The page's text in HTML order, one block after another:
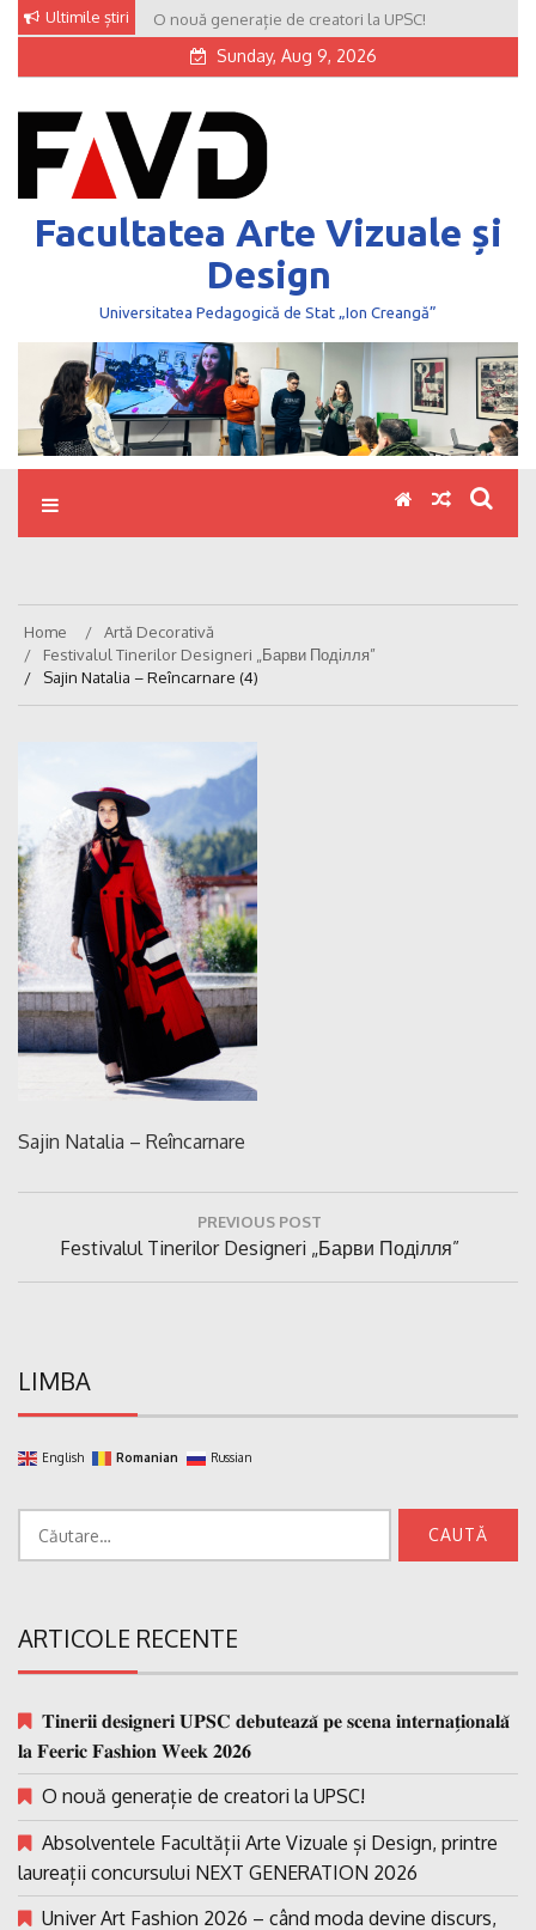
Skip
content
Ultimile știri O nouă generație de creatori la UPSC!
Sunday, Aug 9, 2026
Facultatea Arte Vizuale și
Design
Universitatea Pedagogică de Stat „Ion Creangă”
Home
Artă Decorativă
Festivalul Tinerilor Designeri „Барви Поділля”
Sajin Natalia – Reîncarnare (4)
Sajin Natalia – Reîncarnare
articole
PREVIOUS POST
Previous
Post:
Festivalul Tinerilor Designeri „Барви Поділля”
LIMBA
English Romanian Russian
ARTICOLE RECENTE
𝐓𝐢𝐧𝐞𝐫𝐢𝐢 𝐝𝐞𝐬𝐢𝐠𝐧𝐞𝐫𝐢 𝐔𝐏𝐒𝐂 𝐝𝐞𝐛𝐮𝐭𝐞𝐚𝐳𝐚̆ 𝐩𝐞 𝐬𝐜𝐞𝐧𝐚 𝐢𝐧𝐭𝐞𝐫𝐧𝐚𝐭̗𝐢𝐨𝐧𝐚𝐥𝐚̆
𝐥𝐚 𝐅𝐞𝐞𝐫𝐢𝐜 𝐅𝐚𝐬𝐡𝐢𝐨𝐧 𝐖𝐞𝐞𝐤 𝟐𝟎𝟐𝟔
O nouă generație de creatori la UPSC!
Absolventele Facultății Arte Vizuale și Design, printre
laureații concursului NEXT GENERATION 2026
Univer Art Fashion 2026 – când moda devine discurs,